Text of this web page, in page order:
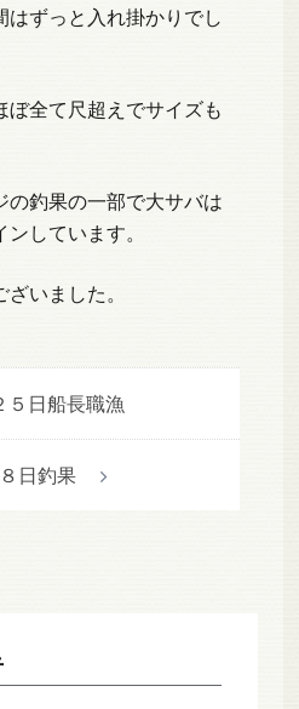
ずっと入れ掛かりでし
ぼ全て尺超えでサイズも
釣果の一部で大サバは
しています。
いました。
５日船長職漁
日釣果